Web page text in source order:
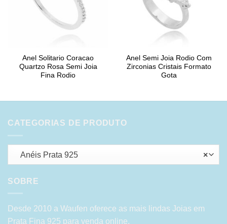
Anel Solitario Coracao
Quartzo Rosa Semi Joia
Fina Rodio
Anel Semi Joia Rodio Com
Zirconias Cristais Formato
Gota
CATEGORIAS DE PRODUTO
×
Anéis Prata 925
SOBRE
Desde 2010 a Waufen oferece as mais lindas Joias em
Prata Fina 925 para venda online.